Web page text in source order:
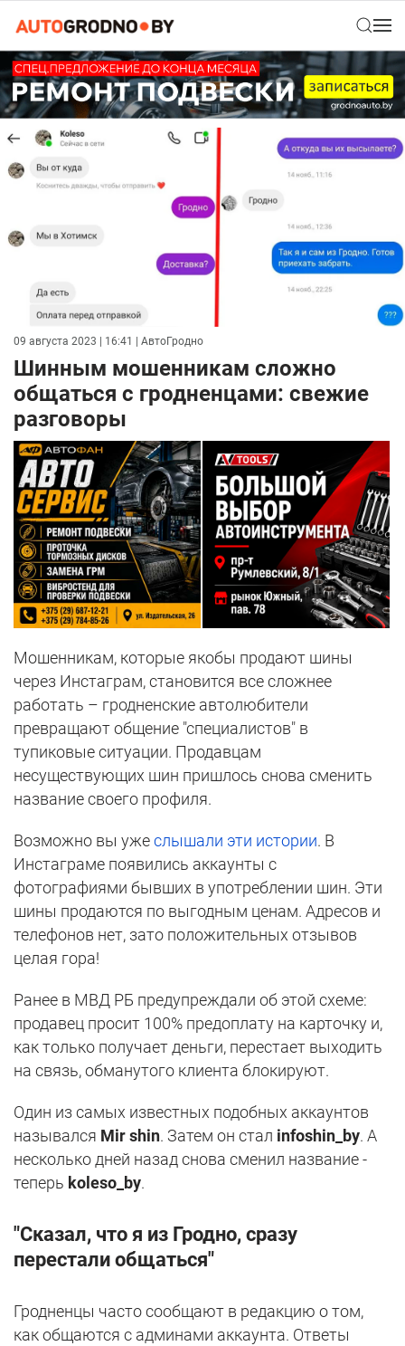
09 августа 2023 | 16:41 | АвтоГродно
Шинным мошенникам сложно
общаться с гродненцами: свежие
разговоры
Мошенникам, которые якобы продают шины
через Инстаграм, становится все сложнее
работать – гродненские автолюбители
превращают общение "специалистов" в
тупиковые ситуации. Продавцам
несуществующих шин пришлось снова сменить
название своего профиля.
Возможно вы ужеслышали эти истории. В
Инстаграме появились аккаунты с
фотографиями бывших в употреблении шин. Эти
шины продаются по выгодным ценам. Адресов и
телефонов нет, зато положительных отзывов
целая гора!
Ранее в МВД РБ предупреждали об этой схеме:
продавец просит 100% предоплату на карточку и,
как только получает деньги, перестает выходить
на связь, обманутого клиента блокируют.
Один из самых известных подобных аккаунтов
назывался Mir shin. Затем он стал infoshin_by. А
несколько дней назад снова сменил название -
теперь koleso_by.
"Сказал, что я из Гродно, сразу
перестали общаться"
Гродненцы часто сообщают в редакцию о том,
как общаются с админами аккаунта. Ответы